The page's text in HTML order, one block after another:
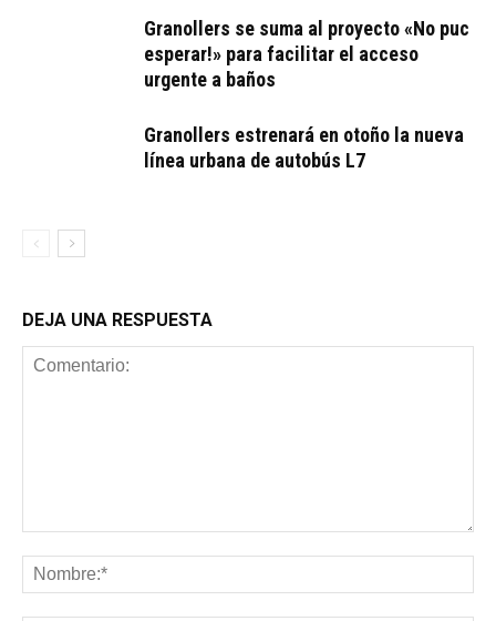
Granollers se suma al proyecto «No puc
esperar!» para facilitar el acceso
urgente a baños
Granollers estrenará en otoño la nueva
línea urbana de autobús L7
DEJA UNA RESPUESTA